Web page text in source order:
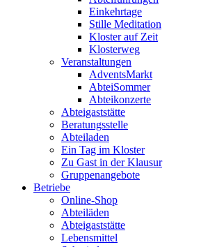
Einkehrtage
Stille Meditation
Kloster auf Zeit
Klosterweg
Veranstaltungen
AdventsMarkt
AbteiSommer
Abteikonzerte
Abteigaststätte
Beratungsstelle
Abteiladen
Ein Tag im Kloster
Zu Gast in der Klausur
Gruppenangebote
Betriebe
Online-Shop
Abteiläden
Abteigaststätte
Lebensmittel